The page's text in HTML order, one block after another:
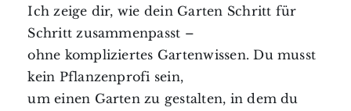
Ich zeige dir, wie dein Garten Schritt für
Schritt zusammenpasst –
ohne kompliziertes Gartenwissen. Du musst
kein Pflanzenprofi sein,
um einen Garten zu gestalten, in dem du